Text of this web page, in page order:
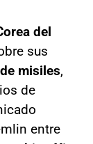
del
sus
misiles,
de
entre